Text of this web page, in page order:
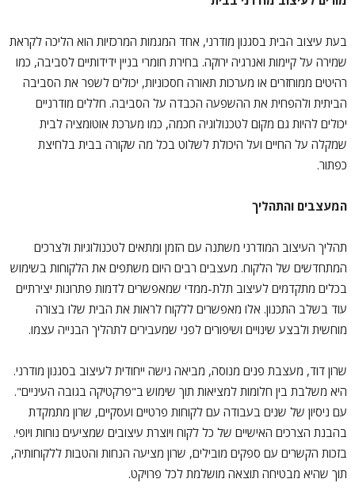
בעת עיצוב הבית בסגנון מודרני, אחד המגמות המרכזיות הוא הליכה לקראת
שמירה על קיימות ואנרגיה ירוקה. בחירת חומרי בניין ידידותיים לסביבה, כמו
רהיטים ממוחזרים או מערכות תאורה חסכוניות, יכולים לשפר את הסביבה
הביתית ולהפחית את ההשפעה הכבדה על הסביבה. חללים מודרניים
יכולים להיות גם מקום לטכנולוגיה חכמה, כמו מערכת אוטומציה לבית
שמקלה על החיים ועל היכולת לשלוט בכל מה שקורה בבית בלחיצת
כפתור.
המעצבים והתהליך
תהליך העיצוב המודרני משתנה עם הזמן ומתאים לטכנולוגיות ולצרכים
המתחדשים של הלקוח. מעצבים רבים היום משתפים את הלקוחות בשימוש
בכלים מתקדמים לעיצוב תלת-ממדי שמאפשרים לדמות פתרונות יצירתיים
עוד בשלב התכנון. אלו מאפשרים ללקוח לראות את הבית שלו בצורה
מוחשית ולבצע שינויים ושיפורים לפני שמעבירים לתהליך הבנייה עצמו.
שרון דוד, מעצבת פנים מנוסה, מביאה גישה ייחודית לעיצוב בסגנון מודרני.
היא משלבת בין חלומות למציאות תוך שימוש ב"פרקטיקה בגובה העיניים".
עם ניסיון של שנים בעבודה עם לקוחות פרטיים ועסקיים, שרון מתמקדת
בהבנת הצרכים האישיים של כל לקוח ויוצרת עיצובים שמציעים נוחות ויופי.
בזכות הקשרים עם ספקים מובילים, שרון מציעה הנחות והטבות ללקוחותיה,
תוך שהיא מבטיחה תוצאה מושלמת לכל פרויקט.